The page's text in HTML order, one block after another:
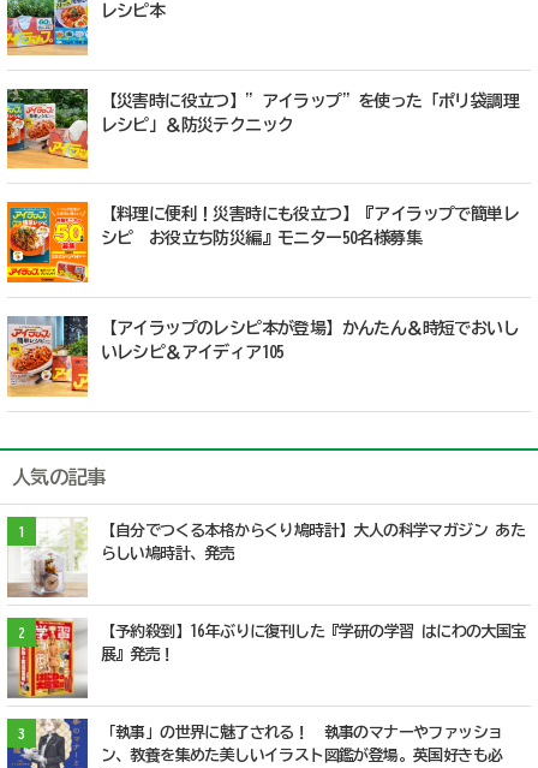
レシピ本
【災害時に役立つ】”アイラップ”を使った「ポリ袋調理
レシピ」＆防災テクニック
【料理に便利！災害時にも役立つ】『アイラップで簡単レ
シピ お役立ち防災編』モニター50名様募集
【アイラップのレシピ本が登場】かんたん＆時短でおいし
いレシピ＆アイディア105
人気の記事
1
【自分でつくる本格からくり鳩時計】大人の科学マガジン あた
らしい鳩時計、発売
2
【予約殺到】16年ぶりに復刊した『学研の学習 はにわの大国宝
展』発売！
3
「執事」の世界に魅了される！ 執事のマナーやファッショ
ン、教養を集めた美しいイラスト図鑑が登場。英国好きも必